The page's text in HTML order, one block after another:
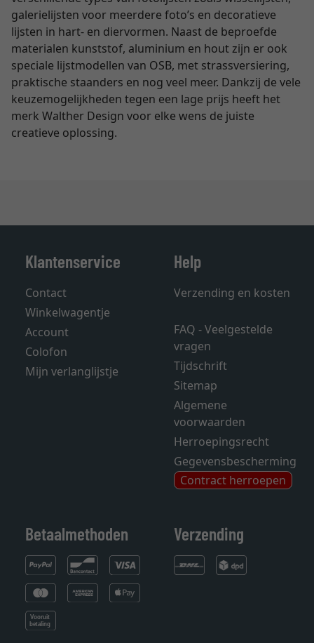
galerielijsten voor meerdere foto’s en decoratieve
lijsten in hart- en diervormen. Naast de beproefde
materialen kunststof, aluminium en hout zijn er ook
speciale lijstmodellen van OSB, met strassversiering,
praktische staanders en nog veel meer. Dankzij de vele
keuzemogelijkheden tegen een lage prijs heeft het
merk Walther Design voor elke wens de juiste
creatieve oplossing.
Klantenservice
Contact
Winkelwagentje
Account
Colofon
Mijn verlanglijstje
Help
Verzending en kosten
FAQ - Veelgestelde
vragen
Tijdschrift
Sitemap
Algemene
voorwaarden
Herroepingsrecht
Gegevensbescherming
Contract herroepen
Betaalmethoden Verzending